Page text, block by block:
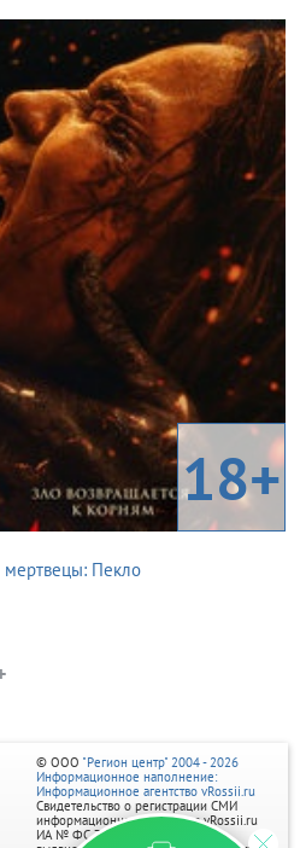
18+
Пекло
© ООО "Регион центр" 2004 - 2026
Информационное наполнение:
Информационное агентство vRossii.ru
Свидетельство о регистрации СМИ
информационного агентства vRossii.ru
ИА № ФС 77‑35502